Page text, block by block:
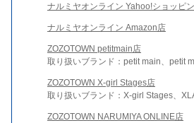
ナルミヤオンライン Yahoo!ショッピ
ナルミヤオンライン Amazon店
ZOZOTOWN petitmain店
取り扱いブランド：petit main、petit
ZOZOTOWN X-girl Stages店
取り扱いブランド：X-girl Stages、
ZOZOTOWN NARUMIYA ONLINE店